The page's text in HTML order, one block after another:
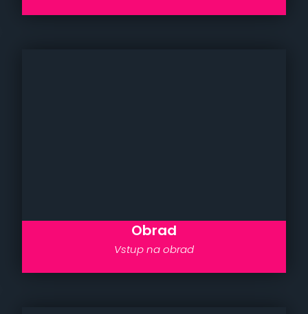
Obrad
Vstup na obrad